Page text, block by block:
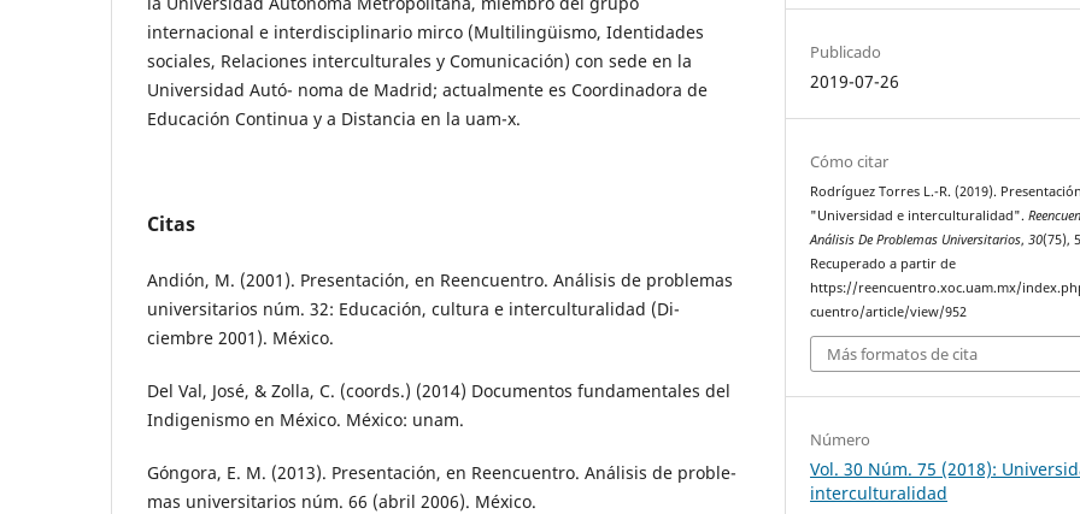
internacional e interdisciplinario mirco (Multilingüismo, Identidades
sociales, Relaciones interculturales y Comunicación) con sede en la
Universidad Autó- noma de Madrid; actualmente es Coordinadora de
Educación Continua y a Distancia en la uam-x.
Citas
Andión, M. (2001). Presentación, en Reencuentro. Análisis de problemas
universitarios núm. 32: Educación, cultura e interculturalidad (Di-
ciembre 2001). México.
Del Val, José, & Zolla, C. (coords.) (2014) Documentos fundamentales del
Indigenismo en México. México: unam.
Góngora, E. M. (2013). Presentación, en Reencuentro. Análisis de proble-
mas universitarios núm. 66 (abril 2006). México.
Publicado
2019-07-26
Cómo citar
Rodríguez Torres L.-R. (2019). Presentación
"Universidad e interculturalidad".
Análisis De Problemas Universitarios,30(75),
Recuperado a partir de
https://reencuentro.xoc.uam.mx/
cuentro/article/view/952
Más formatos de cita
Número
Vol. 30 Núm. 75 (2018):
interculturalidad